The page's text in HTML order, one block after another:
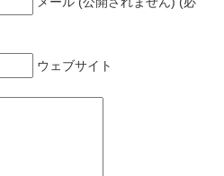
ウェブサイト